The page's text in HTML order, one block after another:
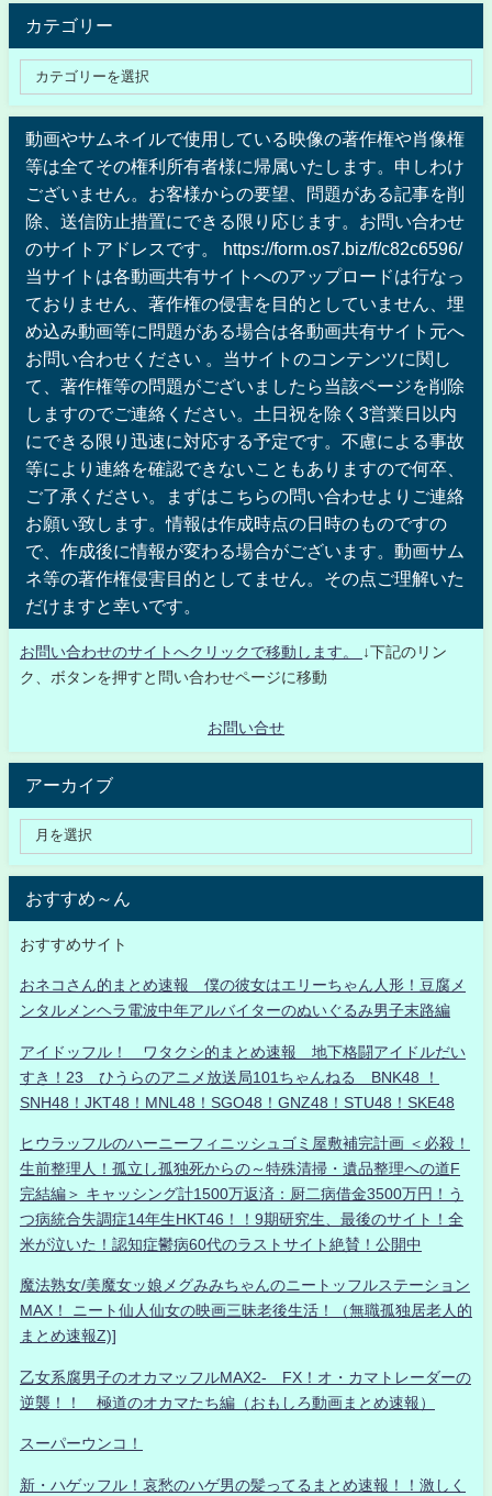
カテゴリー
動画やサムネイルで使用している映像の著作権や肖像権
等は全てその権利所有者様に帰属いたします。申しわけ
ございません。お客様からの要望、問題がある記事を削
除、送信防止措置にできる限り応じます。お問い合わせ
のサイトアドレスです。 https://form.os7.biz/f/c82c6596/
当サイトは各動画共有サイトへのアップロードは行なっ
ておりません、著作権の侵害を目的としていません、埋
め込み動画等に問題がある場合は各動画共有サイト元へ
お問い合わせください 。当サイトのコンテンツに関し
て、著作権等の問題がございましたら当該ページを削除
しますのでご連絡ください。土日祝を除く3営業日以内
にできる限り迅速に対応する予定です。不慮による事故
等により連絡を確認できないこともありますので何卒、
ご了承ください。まずはこちらの問い合わせよりご連絡
お願い致します。情報は作成時点の日時のものですの
で、作成後に情報が変わる場合がございます。動画サム
ネ等の著作権侵害目的としてません。その点ご理解いた
だけますと幸いです。
お問い合わせのサイトへクリックで移動します。
↓下記のリン
ク、ボタンを押すと問い合わせページに移動
お問い合せ
アーカイブ
おすすめ～ん
おすすめサイト
おネコさん的まとめ速報 僕の彼女はエリーちゃん人形！豆腐メ
ンタルメンヘラ電波中年アルバイターのぬいぐるみ男子末路編
アイドッフル！ ワタクシ的まとめ速報 地下格闘アイドルだい
すき！23 ひうらのアニメ放送局101ちゃんねる BNK48 ！
SNH48！JKT48！MNL48！SGO48！GNZ48！STU48！SKE48
ヒウラッフルのハーニーフィニッシュゴミ屋敷補完計画 ＜必殺！
生前整理人！孤立し孤独死からの～特殊清掃・遺品整理への道F
完結編＞ キャッシング計1500万返済：厨二病借金3500万円！う
つ病統合失調症14年生HKT46！！9期研究生、最後のサイト！全
米が泣いた！認知症鬱病60代のラストサイト絶賛！公開中
魔法熟女/美魔女ッ娘メグみみちゃんのニートッフルステーション
MAX！ ニート仙人仙女の映画三昧老後生活！（無職孤独居老人的
まとめ速報Z)]
乙女系腐男子のオカマッフルMAX2- FX！オ・カマトレーダーの
逆襲！！ 極道のオカマたち編（おもしろ動画まとめ速報）
スーパーウンコ！
新・ハゲッフル！哀愁のハゲ男の髪ってるまとめ速報！！激しく